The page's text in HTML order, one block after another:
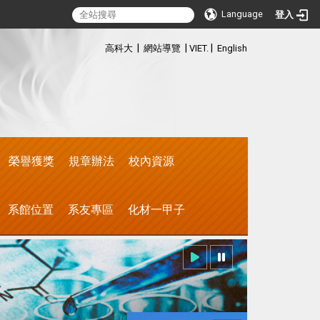
Language 登入
高科大 網站導覽 VIET. English
榮譽獲獎 規章辦法 校內資源
系館位置 系友專區 化材一甲子